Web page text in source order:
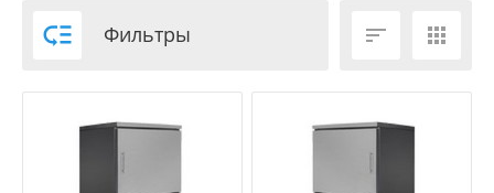
 Фильтры  